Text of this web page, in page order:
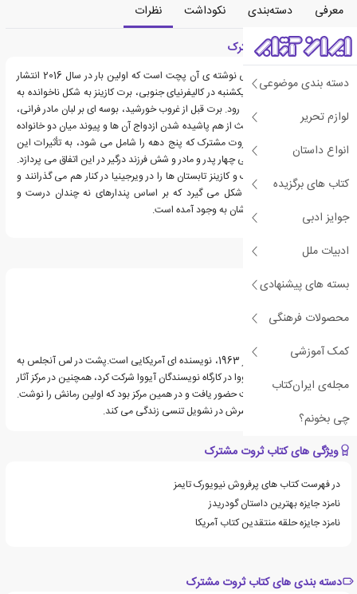
دسته بندی موضوعی
لوازم تحریر
انواع داستان
کتاب های برگزیده
جوایز ادبی
ادبیات ملل
بسته های پیشنهادی
محصولات فرهنگی
کمک آموزشی
مجله‌ی ایران‌کتاب
چی بخونم؟
معرفی دسته‌بندی نکوداشت
نظرات
معرفی کتاب ثروت مشترک
کتاب ثروت مشترک، رمانی نوشته ی آن پچت است که اولین بار در سال 2016 انتشار
یافت. در یک بعد از ظهر یکشنبه در کالیفرنیای جنوبی، برت کازینز به شکل ناخوانده به
مهمانی فرانی کیتینگ می رود. برت قبل از غروب خورشید، بوسه ای بر لبان مادر فرانی،
یعنی بورلی، می زند و باعث از هم پاشیده شدن ازدواج آن ها و پیوند میان دو خانواده
می شود. داستان کتاب ثروت مشترک که پنج دهه را شامل می شود، به تأثیرات این
مواجهه ی اتفاقی، بر زندگی چهار پدر و مادر و شش فرزند درگیر در این اتفاق می پردازد.
فرزندان خانواده ی کیتینگ و کازینز تابستان ها را در ویرجینیا در کنار هم می گذرانند و
پیوندی ماندگار میانشان شکل می گیرد که بر اساس پندارهای نه چندان درست و
واقعی آن ها از پدر و مادرشان به وجود آمده است.
درباره آن پچت
آن پچت، زاده ی 2 دسامبر 1963، نویسنده ای آمریکایی است.پشت در لس آنجلس به
دنیا آمد. او در دانشگاه آیووا در کارگاه نویسندگان آیووا شرکت کرد، همچنین در مرکز آثار
هنرهای زیبا در ماساچوست حضور یافت و در همین مرکز بود که اولین رمانش را نوشت.
پچت اکنون به همراه همسرش در نشویل تنسی زندگی می کند.
ویژگی های کتاب ثروت مشترک
در فهرست کتاب های پرفروش نیویورک تایمز
نامزد جایزه بهترین داستان گودریدز
نامزد جایزه حلقه منتقدین کتاب آمریکا
دسته بندی های کتاب ثروت مشترک